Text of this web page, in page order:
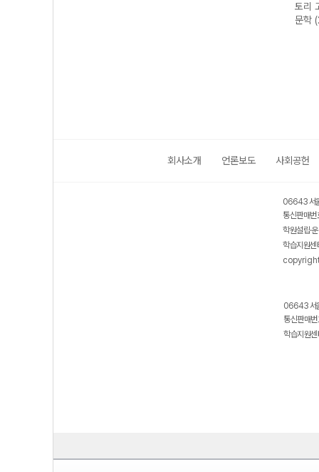
토리
문학
회사소개 언론보도 사회공헌
06643 서
통신판매
학원설립·
학습지원
06643 서
통신판매
학습지원